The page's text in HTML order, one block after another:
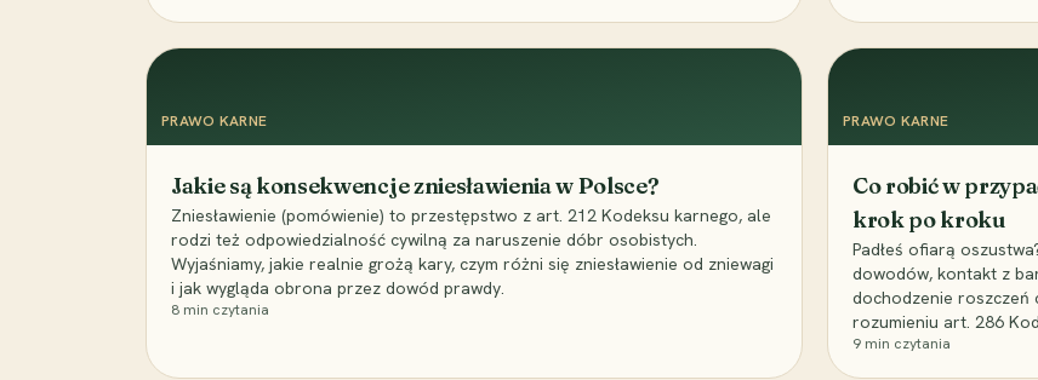
PRAWO KARNE
Jakie są konsekwencje zniesławienia w Polsce?
Zniesławienie (pomówienie) to przestępstwo z art. 212 Kodeksu karnego, ale
rodzi też odpowiedzialność cywilną za naruszenie dóbr osobistych.
Wyjaśniamy, jakie realnie grożą kary, czym różni się zniesławienie od zniewagi
i jak wygląda obrona przez dowód prawdy.
8 min czytania
PRAWO KARNE
Co robić w
krok po kroku
Padłeś ofiarą
dowodów, kontakt z
dochodzenie roszczeń
rozumieniu art. 286
9 min czytania